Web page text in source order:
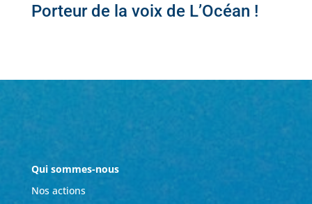
Porteur de la voix de L’Océan !
Qui sommes-nous
Nos actions